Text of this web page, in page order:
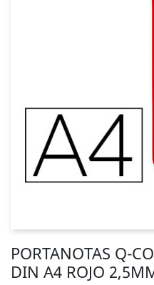
PORTANOTAS Q-
DIN A4 ROJO